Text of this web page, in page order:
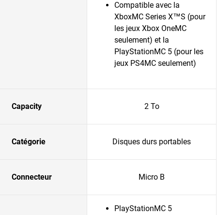
Compatible avec la
XboxMC Series X™S (pour
les jeux Xbox OneMC
seulement) et la
PlayStationMC 5 (pour les
jeux PS4MC seulement)
Capacity 2 To
Catégorie Disques durs portables
Connecteur Micro B
PlayStationMC 5